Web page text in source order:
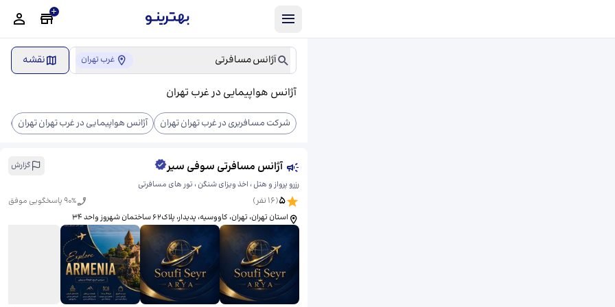
آژانس مسافرتی غرب تهران نقشه
آژانس هواپیمایی در غرب تهران
شرکت مسافربری در غرب تهران تهران آژانس هواپیمایی در غرب تهران تهران
آژانس مسافرتی سوفی سیر
گزارش
رزرو پرواز و هتل ، اخذ ویزای شنگن ، تور های مسافرتی
5
(
16 نفر) 90% پاسخگویی موفق
استان تهران، تهران، کاووسیه، پدیدار، ​پلاک۶۲ ساختمان شهروز واحد ۳۴